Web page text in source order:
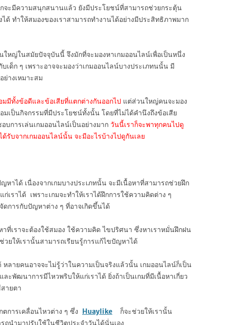
กจะมีความสนุกสนานแล้ว ยังมีประโยชน์ที่สามารถช่วยกระตุ้น
ด้ ทำให้สมองของเราสามารถทำงานได้อย่างมีประสิทธิภาพมาก
ใหญ่ในสมัยปัจจุบันนี้ จึงมักที่จะมองหาเกมออนไลน์เพื่อเป็นหนึ่ง
ด็ก ๆ เพราะอาจจะมองว่าเกมออนไลน์บางประเภทนนั้น มี
ย่างเหมาะสม
มีทั้งข้อดีและข้อเสียที่แตกต่างกันออกไป แต่ส่วนใหญ่คนจะมอง
มเป็นกิจกรรมที่มีประโยชน์ทั้งนั้น โดยที่ไม่ได้คำนึงถึงข้อเสีย
บการเล่นเกมออนไลน์เป็นอย่างมาก วันนี้เราก็จะพาทุกคนไปดู
รับจากเกมออนไลน์นั้น จะมีอะไรบ้างไปดูกันเลย
หาได้ เนื่องจากเกมบางประเภทนั้น จะมีเนื้อหาที่สามารถช่วยฝึก
ราได้ เพราะเกมจะทำให้เราได้ฝึกการใช้ความคิดต่าง ๆ
ดการกับปัญหาต่าง ๆ ที่อาจเกิดขึ้นได้
าที่เราจะต้องใช้สมอง ใช้ความคิด ไขปริศนา ซึ่งหาเราหมั่นฝึกฝน
วยให้เรานั้นสามารถเรียนรู้การแก้ไขปัญหาได้
ลายคนอาจจะไม่รู้ว่าในความเป็นจริงแล้วนั้น เกมออนไลน์ก็เป็น
พัฒนาการมีไหวพริบให้แก่เราได้ ยิ่งถ้าเป็นเกมที่มีเนื้อหาเกี่ยว
ายตา
ตการเคลื่อนไหวต่าง ๆ ซึ่ง Huaylike ก็จะช่วยให้เรานั้น
ถนำมาปรับใช้ในชีวิตประจำวันได้นั่นเอง